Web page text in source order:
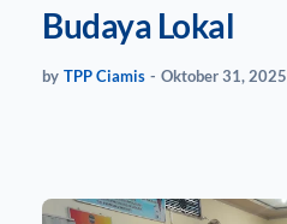
Budaya Lokal
by TPP Ciamis - Oktober 31, 2025